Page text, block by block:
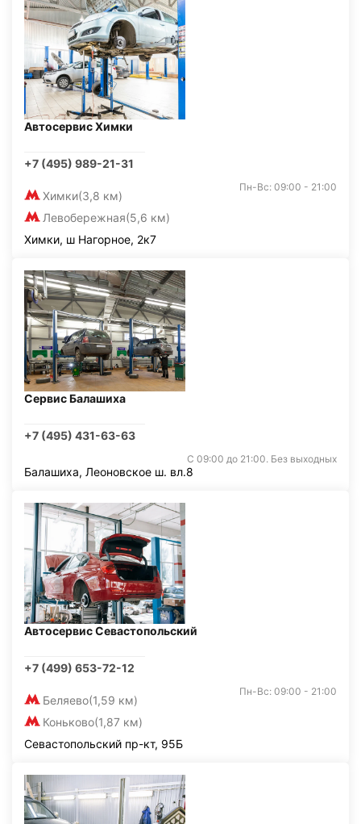
Автосервис Химки
+7 (495) 989-21-31
Химки(3,8 км)
Левобережная(5,6 км)
Пн-Вс: 09:00 - 21:00
Химки, ш Нагорное, 2к7
Сервис Балашиха
+7 (495) 431-63-63
С 09:00 до 21:00. Без выходных
Балашиха, Леоновское ш. вл.8
Автосервис Севастопольский
+7 (499) 653-72-12
Беляево(1,59 км)
Коньково(1,87 км)
Пн-Вс: 09:00 - 21:00
Севастопольский пр-кт, 95Б